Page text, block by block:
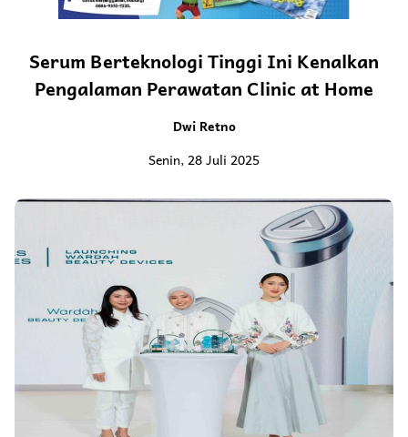
Serum Berteknologi Tinggi Ini Kenalkan
Pengalaman Perawatan Clinic at Home
Dwi Retno
Senin, 28 Juli 2025